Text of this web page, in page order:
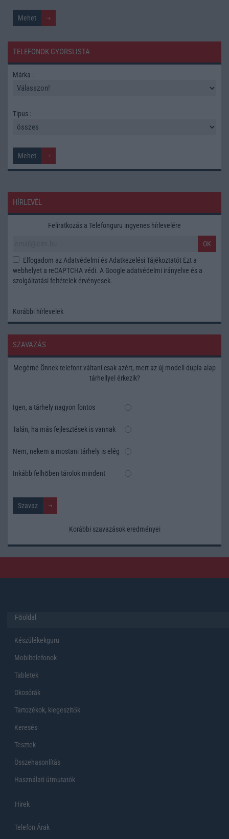
TELEFONOK GYORSLISTA
Márka :
Tipus :
HÍRLEVÉL
Feliratkozás a Telefonguru ingyenes hírlevelére
OK
Elfogadom azAdatvédelmi és Adatkezelési Tájékoztatót Ezt a
webhelyet a reCAPTCHA védi. A Google adatvédelmi irányelve és a
szolgáltatási feltételek érvényesek.
Korábbi hírlevelek
SZAVAZÁS
Megérné Önnek telefont váltani csak azért, mert az új modell dupla alap
tárhellyel érkezik?
Igen, a tárhely nagyon fontos
Talán, ha más fejlesztések is vannak
Nem, nekem a mostani tárhely is elég
Inkább felhőben tárolok mindent
Korábbi szavazások eredményei
Főoldal
Készülékekguru
Mobiltelefonok
Tabletek
Okosórák
Tartozékok, kiegeszítők
Keresés
Tesztek
Összehasonlítás
Használati útmutatók
Hirek
Telefon Árak